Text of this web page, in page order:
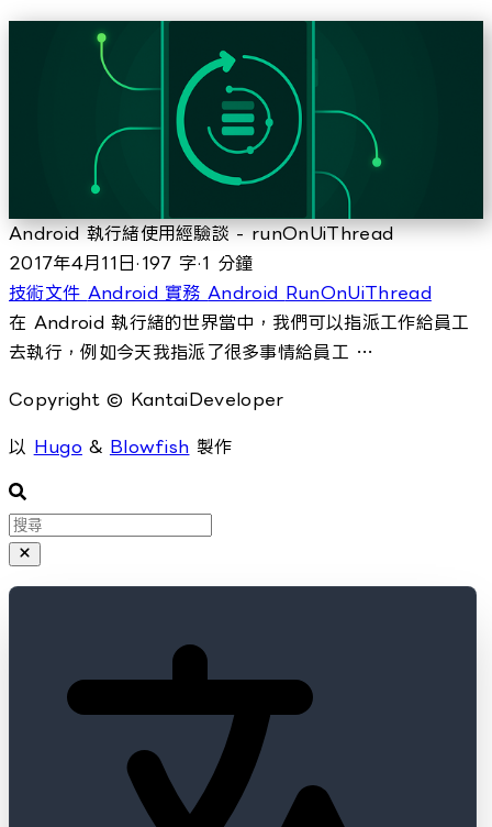
Android 執行緒使用經驗談 - runOnUiThread
2017年4月11日·197 字·1 分鐘
技術文件Android 實務AndroidRunOnUiThread
在 Android 執行緒的世界當中，我們可以指派工作給員工
去執行，例如今天我指派了很多事情給員工 …
Copyright © KantaiDeveloper
以Hugo&Blowfish製作